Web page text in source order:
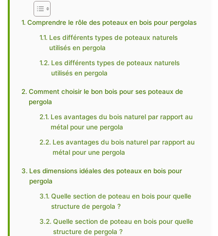
Comprendre le rôle des poteaux en bois pour pergolas
Les différents types de poteaux naturels
utilisés en pergola
Les différents types de poteaux naturels
utilisés en pergola
Comment choisir le bon bois pour ses poteaux de
pergola
Les avantages du bois naturel par rapport au
métal pour une pergola
Les avantages du bois naturel par rapport au
métal pour une pergola
Les dimensions idéales des poteaux en bois pour
pergola
Quelle section de poteau en bois pour quelle
structure de pergola ?
Quelle section de poteau en bois pour quelle
structure de pergola ?